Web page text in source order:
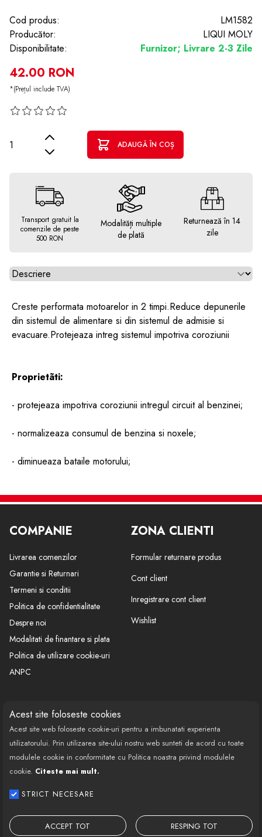
Acest site foloseste cookies
Acest site web foloseste cookie-uri pentru a imbunatati experienta
utilizatorului. Prin utilizarea site-ului nostru web sunteti de acord cu toate
modulele cookie in conformitate cu Politica noastra privind modulele
cookie. Citeste mai mult.
STRICT NECESARE
ACCEPT TOT RESPING TOT
Cod produs:
LM1582
Producător:
LIQUI MOLY
Disponibilitate:
Furnizor; Livrare 2-3 Zile
42.00 RON
*(Prețul include TVA)
ADAUGĂ ÎN COȘ
Transport gratuit la
comenzile de peste
500 RON
Modalități multiple
de plată
Returnează în 14
zile
Alegeti tab
Creste performata motoarelor in 2 timpi.Reduce depunerile
din sistemul de alimentare si din sistemul de admisie si
evacuare.Protejeaza intreg sistemul impotriva coroziunii
Proprietãti:
- protejeaza impotriva coroziunii intregul circuit al benzinei;
- normalizeaza consumul de benzina si noxele;
- diminueaza bataile motorului;
ardere;
- mareste economicitatea, siguranta in exploatare si
- testat la motoarele cu catalizator;
- nu dauneaza mediului inconjurator;
Domeniul de aplicare:
Mod de utilizare:
Se adauga 25 ml aditiv la 5L carburant.
COMPANIE
Livrarea comenzilor
Garantie si Returnari
Termeni si conditii
Politica de confidentialitate
Despre noi
Modalitati de finantare si plata
Politica de utilizare cookie-uri
ANPC
ZONA CLIENTI
Formular returnare produs
Cont client
Inregistrare cont client
Wishlist
CONTACT
Call Center: 0377 100 941
Program de lucru: Luni-Vineri
08:00 - 18:00
Email: contact@bestautovest.ro
SRL CUI: 32372789, Reg.Com.:
J02/1129/2013